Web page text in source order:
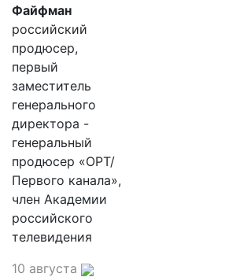
Файфман
российский
продюсер,
первый
заместитель
генерального
директора -
генеральный
продюсер «ОРТ/
Первого канала»,
член Академии
российского
телевидения
10 августа